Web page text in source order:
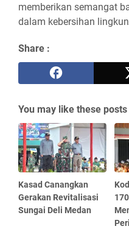
memberikan semangat
dalam kebersihan
Share :
You may like these posts
Kasad Canangkan
Gerakan Revitalisasi
Sungai Deli Medan